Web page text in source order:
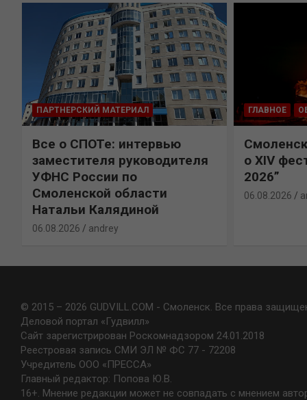
ПАРТНЕРСКИЙ МАТЕРИАЛ
Все о СПОТе: интервью
заместителя руководителя
УФНС России по
Смоленской области
Натальи Калядиной
06.08.2026 andrey
ГЛАВНОЕ
о XIV
2026”
06.08.2026
© 2015 – 2026 GUDVILL.COM - Смоленск. Все права
Деловой портал «Гудвилл»
Сайт зарегистрирован Роскомнадзором 24.01.2018
Реестровая запись СМИ ЭЛ № ФС 77 - 72208
Учредитель ООО «ПРЕССА»
Главный редактор: Попова Ю.В.
16+. Мнение редакции может не совпадать с мнением